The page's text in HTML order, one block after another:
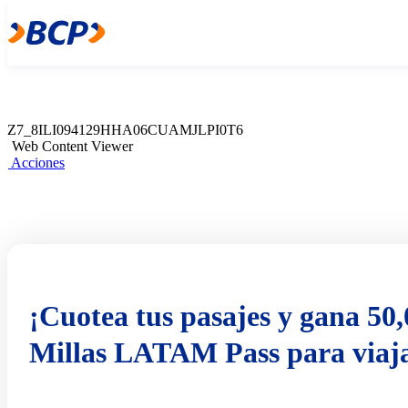
Web Content Viewer
Acciones
Z7_8ILI094129HHA06CUAMJLPI0T6
Web Content Viewer
Acciones
¡Cuotea tus pasajes y gana
Millas LATAM Pass para